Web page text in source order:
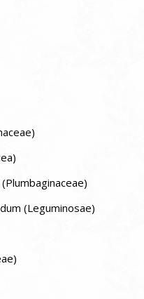
(Leguminosae)